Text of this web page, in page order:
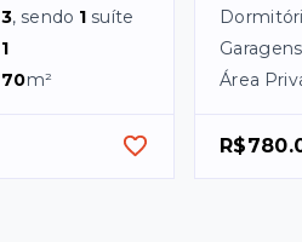
3, sendo 1 suíte
1
70m²
Garagens
Área